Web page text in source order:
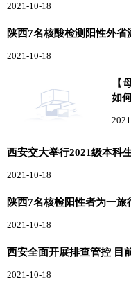
2021-10-18
陕西7名核酸检测阳性外
2021-10-18
【
如
西安交大举行2021级本科
2021-10-18
陕西7名核检阳性者为一
2021-10-18
西安全面开展排查管控 目
2021-10-18